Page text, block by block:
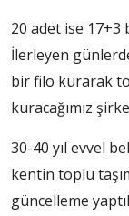
20 adet ise 17+3
İlerleyen
bir filo kurarak
kuracağımız
30-40 yıl evvel
kentin toplu
güncelleme